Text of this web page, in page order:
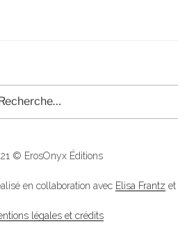
© ErosOnyx Éditions
en collaboration avec Elisa Frantz et
légales et crédits